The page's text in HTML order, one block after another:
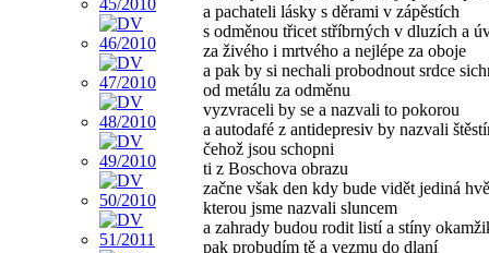
a pachateli lásky s děrami v zápěstích
s odměnou třicet stříbrných v dluzích a
za živého i mrtvého a nejlépe za oboje
a pak by si nechali probodnout srdce
od metálu za odměnu
vyzvraceli by se a nazvali to pokorou
a autodafé z antidepresiv by nazvali
čehož jsou schopni
ti z Boschova obrazu
začne však den kdy bude vidět jediná
kterou jsme nazvali sluncem
a zahrady budou rodit listí a stíny
pak probudím tě a vezmu do dlaní